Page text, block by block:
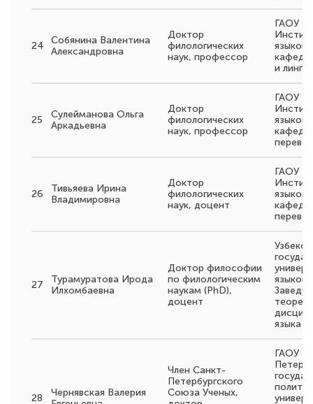
24
Собянина Валентина
Александровна
Доктор
филологических
наук, профессор
ГАОУ
и
25
Сулейманова Ольга
Аркадьевна
Доктор
филологических
наук, профессор
ГАОУ
26
Тивьяева Ирина
Владимировна
Доктор
филологических
наук, доцент
ГАОУ
27
Турамуратова Ирода
Илхомбаевна
Доктор философии
по филологическим
наукам (PhD),
доцент
языков,
языка
28
Чернявская Валерия
Член Санкт-
Петербургского
Союза Ученых,
ГАОУ